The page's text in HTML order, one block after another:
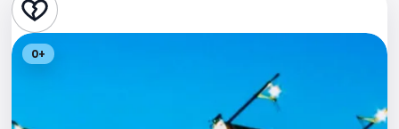
Стендап
0+